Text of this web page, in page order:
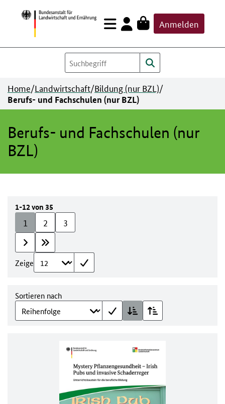
Zum
Inhalt
springen
Anmelden
Home/Landwirtschaft/Bildung (nur BZL)/
Berufs- und Fachschulen (nur BZL)
Berufs- und Fachschulen (nur
BZL)
1-12 von 35
1 2 3
Zeige
Sortieren nach